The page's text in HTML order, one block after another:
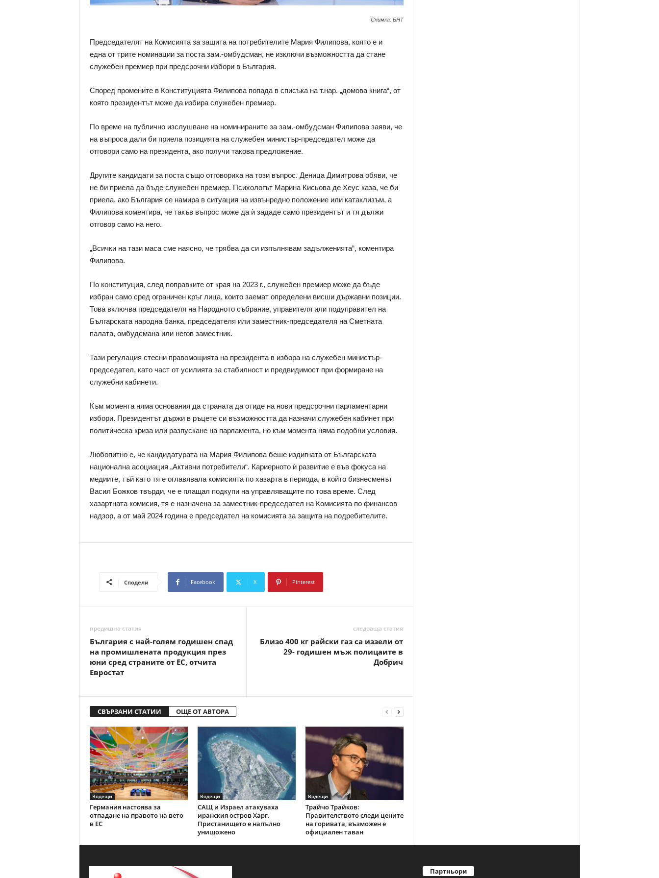
Снимка: БНТ
Председателят на Комисията за защита на потребителите Мария Филипова, която е и
една от трите номинации за поста зам.-омбудсман, не изключи възможността да стане
служебен премиер при предсрочни избори в България.
Според промените в Конституцията Филипова попада в списъка на т.нар. „домова книга“, от
която президентът може да избира служебен премиер.
По време на публично изслушване на номинираните за зам.-омбудсман Филипова заяви, че
на въпроса дали би приела позицията на служебен министър-председател може да
отговори само на президента, ако получи такова предложение.
Другите кандидати за поста също отговориха на този въпрос. Деница Димитрова обяви, че
не би приела да бъде служебен премиер. Психологът Марина Кисьова де Хеус каза, че би
приела, ако България се намира в ситуация на извънредно положение или катаклизъм, а
Филипова коментира, че такъв въпрос може да ѝ зададе само президентът и тя дължи
отговор само на него.
„Всички на тази маса сме наясно, че трябва да си изпълнявам задълженията“, коментира
Филипова.
По конституция, след поправките от края на 2023 г., служебен премиер може да бъде
избран само сред ограничен кръг лица, които заемат определени висши държавни позиции.
Това включва председателя на Народното събрание, управителя или подуправител на
Българската народна банка, председателя или заместник-председателя на Сметната
палата, омбудсмана или негов заместник.
Тази регулация стесни правомощията на президента в избора на служебен министър-
председател, като част от усилията за стабилност и предвидимост при формиране на
служебни кабинети.
Към момента няма основания да страната да отиде на нови предсрочни парламентарни
избори. Президентът държи в ръцете си възможността да назначи служебен кабинет при
политическа криза или разпускане на парламента, но към момента няма подобни условия.
Любопитно е, че кандидатурата на Мария Филипова беше издигната от Българската
национална асоциация „Активни потребители“. Кариерното ѝ развитие е във фокуса на
медиите, тъй като тя е оглавявала комисията по хазарта в периода, в който бизнесменът
Васил Божков твърди, че е плащал подкупи на управляващите по това време. След
хазартната комисия, тя е назначена за заместник-председател на Комисията по финансов
надзор, а от май 2024 година е председател на комисията за защита на подребителите.
Сподели Facebook X Pinterest
предишна статия
България с най-голям годишен спад
на промишлената продукция през
юни сред страните от ЕС, отчита
Евростат
следваща статия
Близо 400 кг райски газ са иззели от
29- годишен мъж полицаите в
Добрич
СВЪРЗАНИ СТАТИИ ОЩЕ ОТ АВТОРА
Водещи
Германия настоява за
отпадане на правото на вето
в ЕС
Водещи
САЩ и Израел атакуваха
иранския остров Харг.
Пристанището е напълно
унищожено
Водещи
Трайчо Трайков:
Правителството следи цените
на горивата, възможен е
официален таван
Партньори